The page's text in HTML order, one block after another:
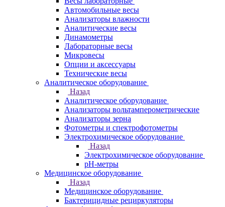
Автомобильные весы
Анализаторы влажности
Аналитические весы
Динамометры
Лабораторные весы
Микровесы
Опции и аксессуары
Технические весы
Аналитическое оборудование
Назад
Аналитическое оборудование
Анализаторы вольтамперометрические
Анализаторы зерна
Фотометры и спектрофотометры
Электрохимическое оборудование
Назад
Электрохимическое оборудование
pH-метры
Медицинское оборудование
Назад
Медицинское оборудование
Бактерицидные рециркуляторы